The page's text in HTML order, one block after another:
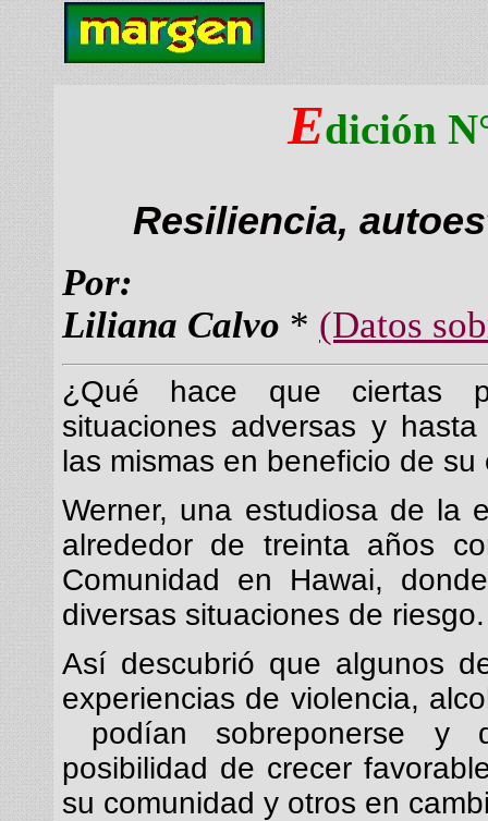
Edición
Resiliencia,
Por:
Liliana Calvo * (Datos
¿Qué hace que ciertas
situaciones adversas y
las mismas en beneficio de su
Werner, una estudiosa de la
alrededor de treinta años
Comunidad en Hawai,
diversas situaciones de riesgo.
Así descubrió que algunos
experiencias de violencia,
podían sobreponerse y
posibilidad de crecer
su comunidad y otros en